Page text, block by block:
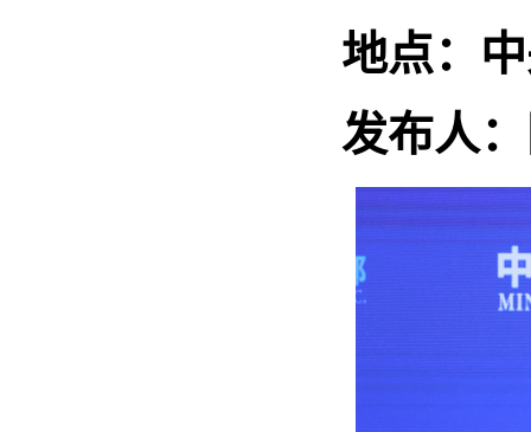
地点：
发布人